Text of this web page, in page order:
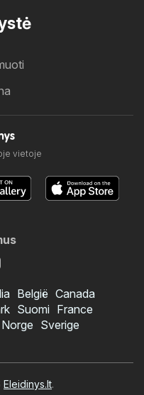
vietoje
België Canada
Suomi France
Norge Sverige
Eleidinys.lt.